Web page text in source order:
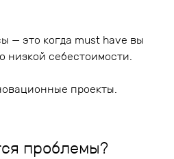
— это когда must have вы
низкой себестоимости.
проекты.
проблемы?